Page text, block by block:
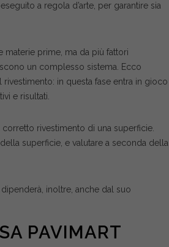
a regola d’arte, per garantire sia
materie prime, ma da più fattori
un complesso sistema. Ecco
in questa fase entra in gioco
e risultati.
rivestimento di una superficie.
superficie, e valutare a seconda della
inoltre, anche dal suo
PAVIMART